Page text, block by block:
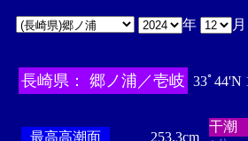
年 月
長崎県： 郷ノ浦／壱岐 33ﾟ44'N
最高高潮面
253.3cm
干潮